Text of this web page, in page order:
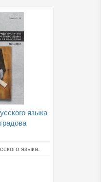
языка
языка.